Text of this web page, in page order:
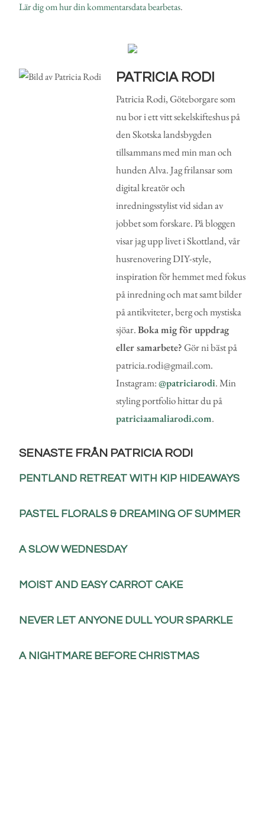
Lär dig om hur din kommentarsdata bearbetas.
PATRICIA RODI
Patricia Rodi, Göteborgare som
nu bor i ett vitt sekelskifteshus på
den Skotska landsbygden
tillsammans med min man och
hunden Alva. Jag frilansar som
digital kreatör och
inredningsstylist vid sidan av
jobbet som forskare. På bloggen
visar jag upp livet i Skottland, vår
husrenovering DIY-style,
inspiration för hemmet med fokus
på inredning och mat samt bilder
på antikviteter, berg och mystiska
sjöar.Boka mig för uppdrag
eller samarbete?Gör ni bäst på
patricia.rodi@gmail.com.
Instagram:@patriciarodi. Min
styling portfolio hittar du på
patriciaamaliarodi.com.
SENASTE FRÅN PATRICIA RODI
PENTLAND RETREAT WITH KIP HIDEAWAYS
PASTEL FLORALS & DREAMING OF SUMMER
A SLOW WEDNESDAY
MOIST AND EASY CARROT CAKE
NEVER LET ANYONE DULL YOUR SPARKLE
A NIGHTMARE BEFORE CHRISTMAS